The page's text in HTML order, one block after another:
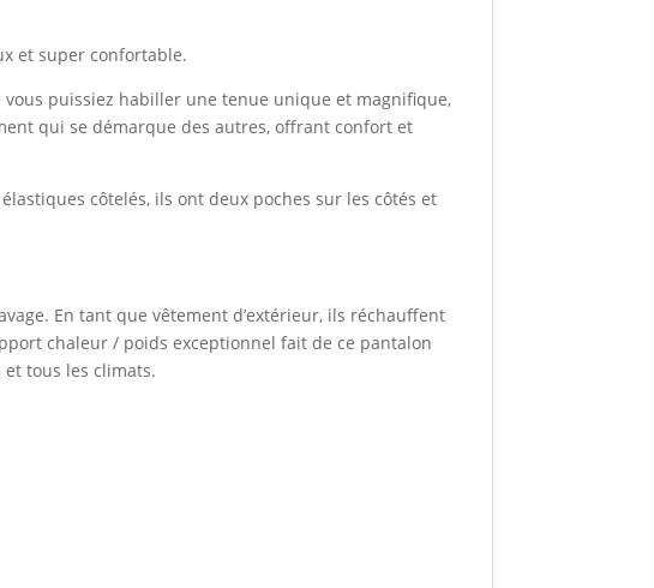
et super confortable.
puissiez habiller une tenue unique et magnifique,
qui se démarque des autres, offrant confort et
côtelés, ils ont deux poches sur les côtés et
En tant que vêtement d’extérieur, ils réchauffent
chaleur / poids exceptionnel fait de ce pantalon
tous les climats.